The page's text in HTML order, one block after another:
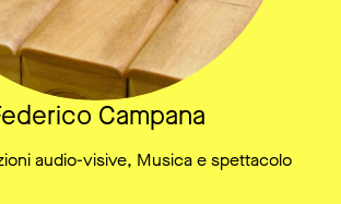
Campana
audio-visive, Musica e spettacolo